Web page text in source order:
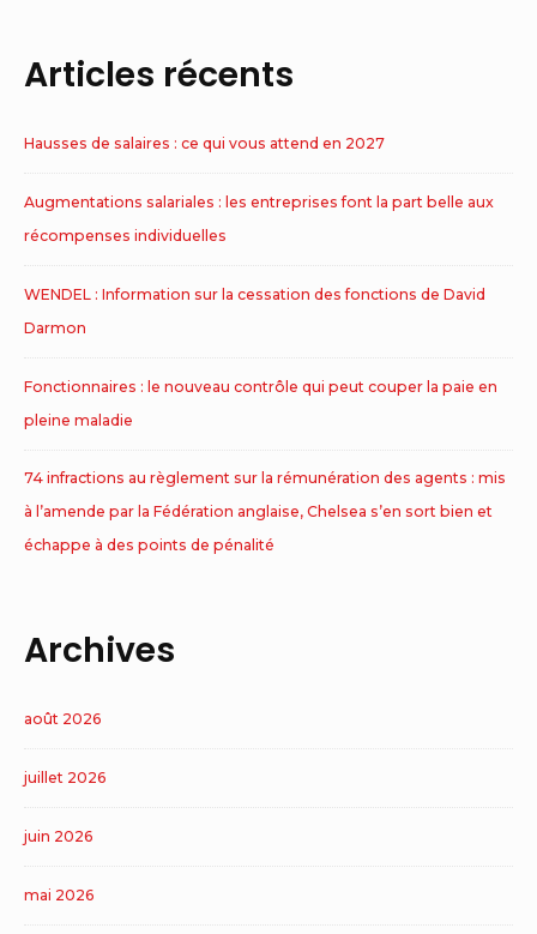
Articles récents
Hausses de salaires : ce qui vous attend en 2027
Augmentations salariales : les entreprises font la part belle aux
récompenses individuelles
WENDEL : Information sur la cessation des fonctions de David
Darmon
Fonctionnaires : le nouveau contrôle qui peut couper la paie en
pleine maladie
74 infractions au règlement sur la rémunération des agents : mis
à l’amende par la Fédération anglaise, Chelsea s’en sort bien et
échappe à des points de pénalité
Archives
août 2026
juillet 2026
juin 2026
mai 2026